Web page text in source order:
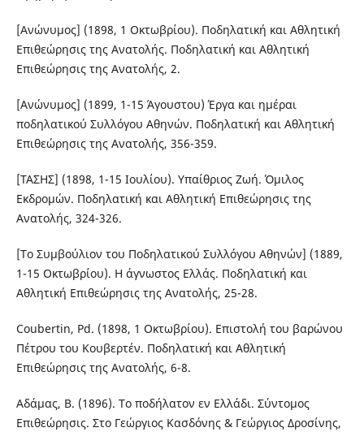
[Ανώνυμος] (1898, 1 Οκτωβρίου). Ποδηλατική και Αθλητική
Επιθεώρησις της Ανατολής. Ποδηλατική και Αθλητική
Επιθεώρησις της Ανατολής, 2.
[Ανώνυμος] (1899, 1-15 Άγουστου) Έργα και ημέραι
ποδηλατικού Συλλόγου Αθηνών. Ποδηλατική και Αθλητική
Επιθεώρησις της Ανατολής, 356-359.
[ΤΑΣΗΣ] (1898, 1-15 Ιουλίου). Υπαίθριος Ζωή. Όμιλος
Εκδρομών. Ποδηλατική και Αθλητική Επιθεώρησις της
Ανατολής, 324-326.
[Το Συμβούλιον του Ποδηλατικού Συλλόγου Αθηνών] (1889,
1-15 Οκτωβρίου). Η άγνωστος Ελλάς. Ποδηλατική και
Αθλητική Επιθεώρησις της Ανατολής, 25-28.
Coubertin, Pd. (1898, 1 Οκτωβρίου). Επιστολή του βαρώνου
Πέτρου του Κουβερτέν. Ποδηλατική και Αθλητική
Επιθεώρησις της Ανατολής, 6-8.
Αδάμας, Β. (1896). Το ποδήλατον εν Ελλάδι. Σύντομος
Επιθεώρησις. Στο Γεώργιος Κασδόνης & Γεώργιος Δροσίνης,